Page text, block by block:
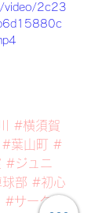
video/2c23
#横須賀
#葉山町
#
#ジュニ
部 #初心
#サークル